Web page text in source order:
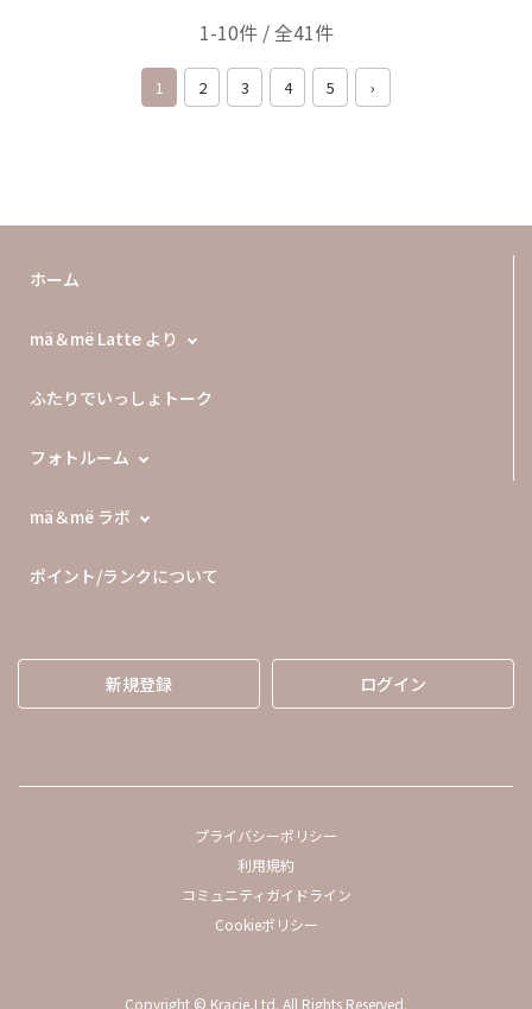
1-10件 / 全41件
1 2 3 4 5 ›
ホーム
mä＆më Latte より
ふたりでいっしょトーク
フォトルーム
mä＆më ラボ
ポイント/ランクについて
新規登録 ログイン
プライバシーポリシー
利用規約
コミュニティガイドライン
Cookieポリシー
Copyright © Kracie,Ltd. All Rights Reserved.